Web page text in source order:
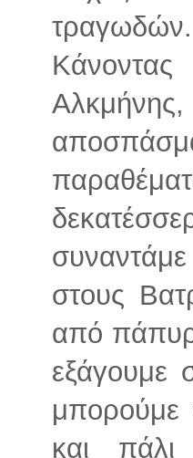
τραγωδών.
Κάνοντας
στους
από
εξάγουμε
μπορούμε
και